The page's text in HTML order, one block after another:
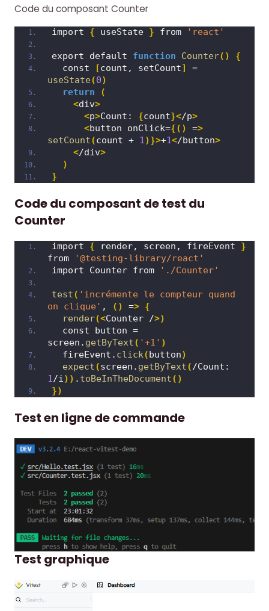
Code du composant Counter
import { useState } from 'react'
export default function Counter()
{
  const
[count, setCount]
=
useState(0)
return
(
<div>
<p>Count: {count}</p>
<button onClick={() =>
setCount(count + 1)}>+1</button>
</div>
)
}
Code du composant de test du
Counter
import { render, screen, fireEvent }
from
'@testing-library/react'
import Counter from
'./Counter'
test( 'incrémente le compteur quand
on clique' , () => {
render(<Counter />)
  const button =
screen. getByText( '+1' )
  fireEvent.
click( button)
expect(screen. getByText(
1/i)) . toBeInTheDocument()
})
Test en ligne de commande
Test graphique